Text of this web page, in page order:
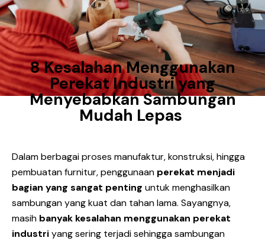
CONSTRUCTION ADHESIVE
8 Kesalahan Menggunakan
Perekat Industri yang
Menyebabkan Sambungan
Mudah Lepas
Dalam berbagai proses manufaktur, konstruksi, hingga
pembuatan furnitur, penggunaan perekat menjadi
bagian yang sangat penting untuk menghasilkan
sambungan yang kuat dan tahan lama. Sayangnya,
masih banyak kesalahan menggunakan perekat
industriyang sering terjadi sehingga sambungan